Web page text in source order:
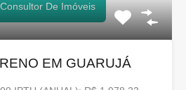
Consultor De Imóveis
EM GUARUJÁ